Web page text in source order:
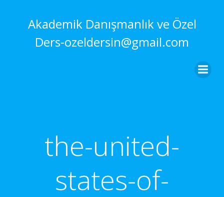
Akademik Danışmanlık ve Özel
Ders-ozeldersin@gmail.com
the-united-
states-of-